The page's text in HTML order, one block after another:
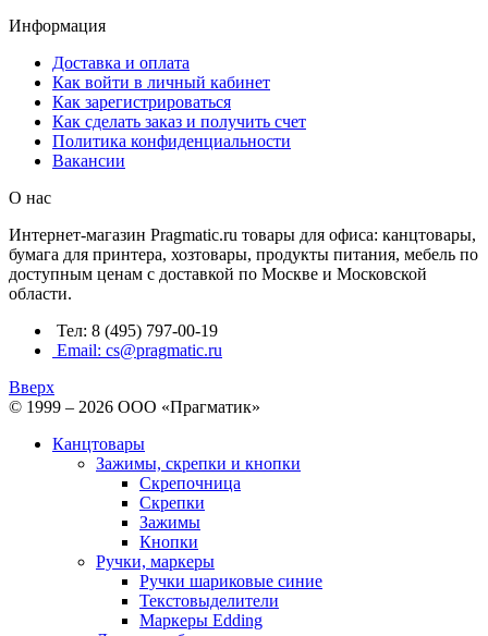
Информация
Доставка и оплата
Как войти в личный кабинет
Как зарегистрироваться
Как сделать заказ и получить счет
Политика конфиденциальности
Вакансии
О нас
Интернет-магазин Pragmatic.ru товары для офиса: канцтовары,
бумага для принтера, хозтовары, продукты питания, мебель по
доступным ценам с доставкой по Москве и Московской
области.
Тел: 8 (495) 797-00-19
Email: cs@pragmatic.ru
Вверх
© 1999 – 2026 ООО «Прагматик»
Канцтовары
Зажимы, скрепки и кнопки
Скрепочница
Скрепки
Зажимы
Кнопки
Ручки, маркеры
Ручки шариковые синие
Текстовыделители
Маркеры Edding